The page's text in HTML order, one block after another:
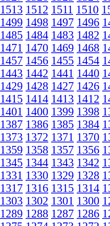
1513 1512 1511 1510
1499 1498 1497 1496
1485 1484 1483 1482
1471 1470 1469 1468
1457 1456 1455 1454
1443 1442 1441 1440
1429 1428 1427 1426
1415 1414 1413 1412
1401 1400 1399 1398
1387 1386 1385 1384
1373 1372 1371 1370
1359 1358 1357 1356
1345 1344 1343 1342
1331 1330 1329 1328
1317 1316 1315 1314
1303 1302 1301 1300
1289 1288 1287 1286